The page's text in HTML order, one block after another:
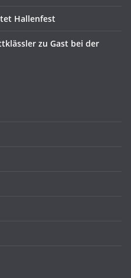
Hallenfest
zu Gast bei der